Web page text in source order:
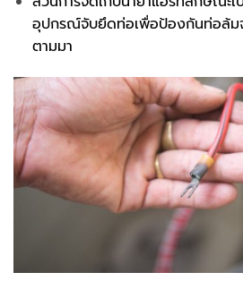
อุปกรณ์จับยึดท่อเพื่อป้องกันท่อล้มจ
ตามมา